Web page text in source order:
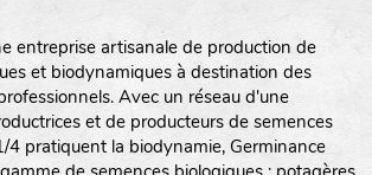
entreprise artisanale de production de
et biodynamiques à destination des
Avec un réseau d'une
et de producteurs de semences
4 pratiquent la biodynamie, Germinance